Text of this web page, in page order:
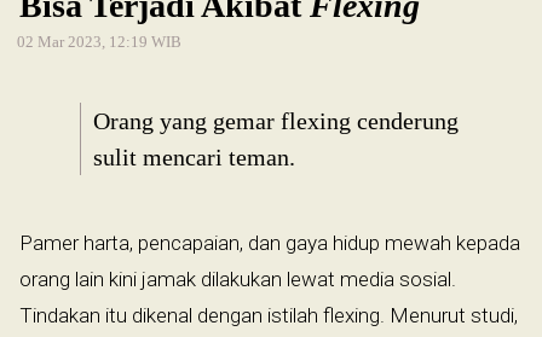
02 Mar 2023, 12:19 WIB
Orang yang gemar flexing cenderung
sulit mencari teman.
Pamer harta, pencapaian, dan gaya hidup mewah kepada
orang lain kini jamak dilakukan lewat media sosial.
Tindakan itu dikenal dengan istilah flexing. Menurut studi,